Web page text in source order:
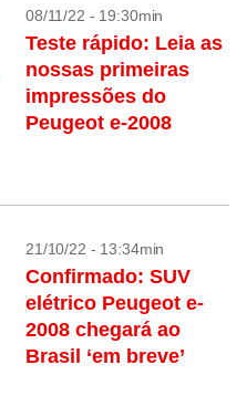
08/11/22 - 19:30min
Teste rápido: Leia as
nossas primeiras
impressões do
Peugeot e-2008
21/10/22 - 13:34min
Confirmado: SUV
elétrico Peugeot e-
2008 chegará ao
Brasil ‘em breve’